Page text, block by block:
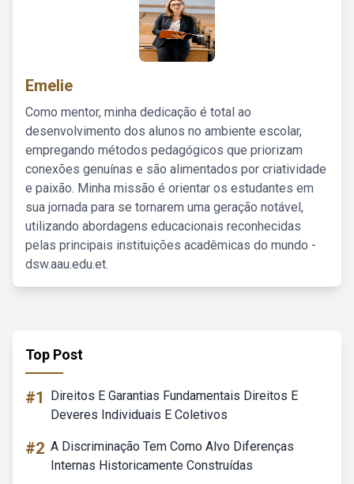
Emelie
Como mentor, minha dedicação é total ao
desenvolvimento dos alunos no ambiente escolar,
empregando métodos pedagógicos que priorizam
conexões genuínas e são alimentados por criatividade
e paixão. Minha missão é orientar os estudantes em
sua jornada para se tornarem uma geração notável,
utilizando abordagens educacionais reconhecidas
pelas principais instituições acadêmicas do mundo -
dsw.aau.edu.et.
Top Post
#1
Direitos E Garantias Fundamentais Direitos E
Deveres Individuais E Coletivos
#2 A Discriminação Tem Como Alvo Diferenças
Internas Historicamente Construídas